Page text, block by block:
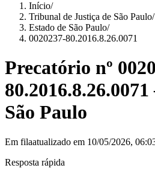
Início/
Tribunal de Justiça de São Paulo/
Estado de São Paulo/
0020237-80.2016.8.26.0071
Precatório nº
80.2016.8.26.0071
São Paulo
Em filaatualizado em 10/05/2026,
Resposta rápida